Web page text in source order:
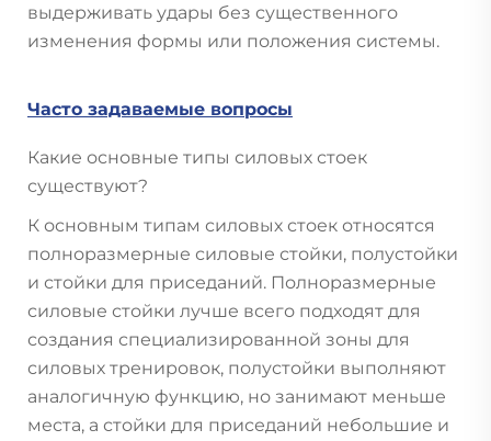
выдерживать удары без существенного
изменения формы или положения системы.
Часто задаваемые вопросы
Какие основные типы силовых стоек
существуют?
К основным типам силовых стоек относятся
полноразмерные силовые стойки, полустойки
и стойки для приседаний. Полноразмерные
силовые стойки лучше всего подходят для
создания специализированной зоны для
силовых тренировок, полустойки выполняют
аналогичную функцию, но занимают меньше
места, а стойки для приседаний небольшие и